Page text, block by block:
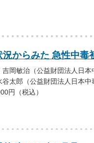
況からみた 急性中
吉岡敏治（公益財団法人日
谷太郎（公益財団法人日本
円（税込）